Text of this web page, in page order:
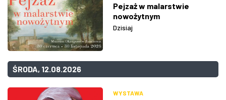
Pejzaż w malarstwie
nowożytnym
Dzisiaj
ŚRODA, 12.08.2026
WYSTAWA